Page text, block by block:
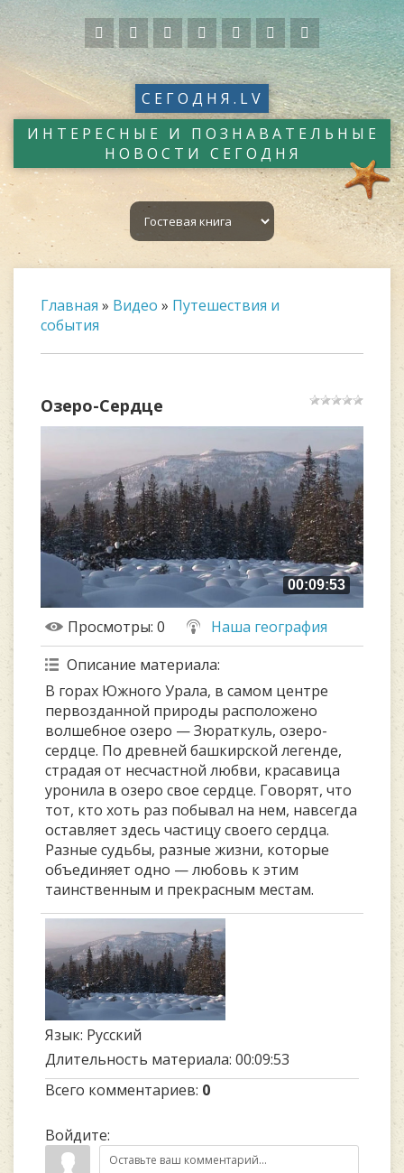
СЕГОДНЯ.LV
ИНТЕРЕСНЫЕ И ПОЗНАВАТЕЛЬНЫЕ
НОВОСТИ СЕГОДНЯ
Главная » Видео » Путешествия и
события
Озеро-Сердце
00:09:53
Просмотры: 0
Наша география
Описание материала:
В горах Южного Урала, в самом центре
первозданной природы расположено
волшебное озеро — Зюраткуль, озеро-
сердце. По древней башкирской легенде,
страдая от несчастной любви, красавица
уронила в озеро свое сердце. Говорят, что
тот, кто хоть раз побывал на нем, навсегда
оставляет здесь частицу своего сердца.
Разные судьбы, разные жизни, которые
объединяет одно — любовь к этим
таинственным и прекрасным местам.
Язык: Русский
Длительность материала: 00:09:53
Всего комментариев: 0
Войдите: